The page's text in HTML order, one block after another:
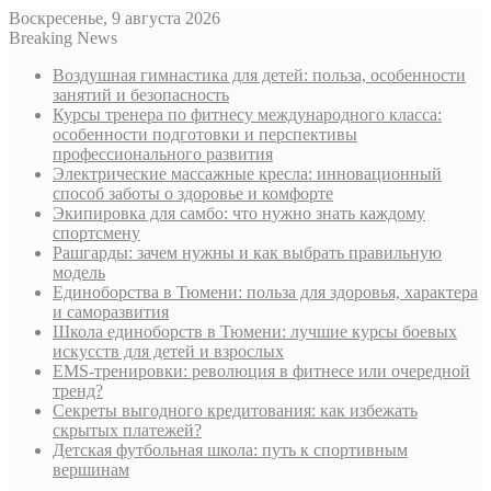
Воскресенье, 9 августа 2026
Breaking News
Воздушная гимнастика для детей: польза, особенности
занятий и безопасность
Курсы тренера по фитнесу международного класса:
особенности подготовки и перспективы
профессионального развития
Электрические массажные кресла: инновационный
способ заботы о здоровье и комфорте
Экипировка для самбо: что нужно знать каждому
спортсмену
Рашгарды: зачем нужны и как выбрать правильную
модель
Единоборства в Тюмени: польза для здоровья, характера
и саморазвития
Школа единоборств в Тюмени: лучшие курсы боевых
искусств для детей и взрослых
EMS-тренировки: революция в фитнесе или очередной
тренд?
Секреты выгодного кредитования: как избежать
скрытых платежей?
Детская футбольная школа: путь к спортивным
вершинам